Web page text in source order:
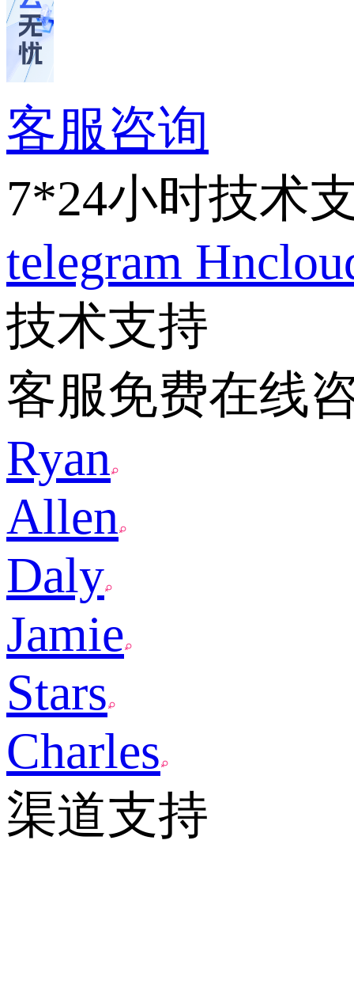
客服咨询
7*24小时技术
telegram
技术支持
客服免费在线
Ryan
Allen
Daly
Jamie
Stars
Charles
渠道支持